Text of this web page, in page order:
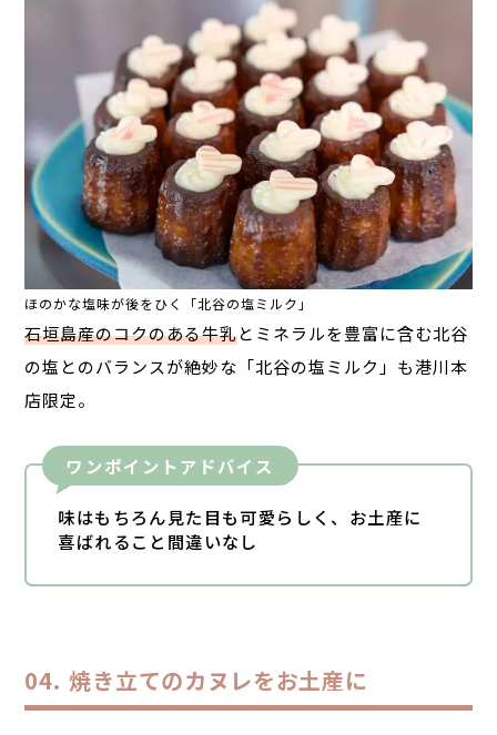
ほのかな塩味が後をひく「北谷の塩ミルク」
石垣島産のコクのある牛乳とミネラルを豊富に含む北谷
の塩とのバランスが絶妙な「北谷の塩ミルク」も港川本
店限定。
ワンポイントアドバイス
味はもちろん見た目も可愛らしく、お土産に
喜ばれること間違いなし
焼き立てのカヌレをお土産に